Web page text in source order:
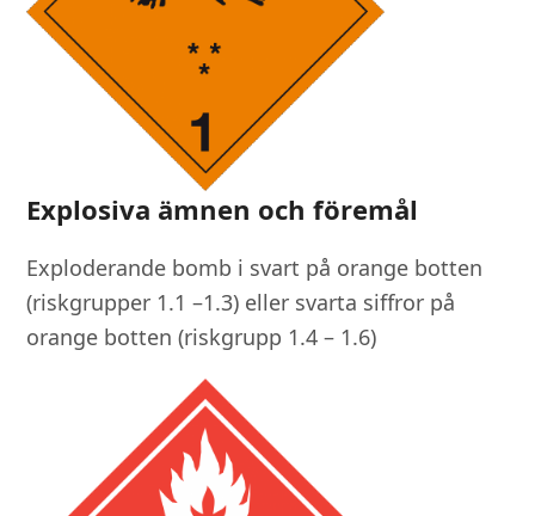
Explosiva ämnen och föremål
Exploderande bomb i svart på orange botten
(riskgrupper 1.1 –1.3) eller svarta siffror på
orange botten (riskgrupp 1.4 – 1.6)